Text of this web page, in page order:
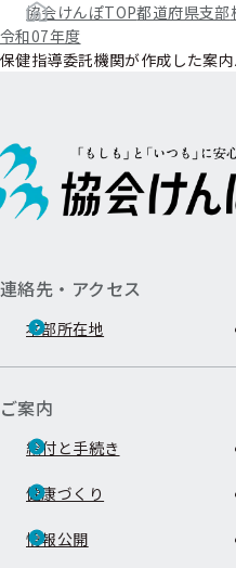
協会けんぽTOP都道府県支部
令和07年度
保健指導委託機関が作成した案
連絡先・アクセス
本部所在地
ご案内
給付と手続き
健康づくり
情報公開